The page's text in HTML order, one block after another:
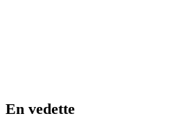
En vedette